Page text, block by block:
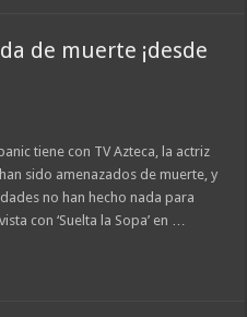
de muerte ¡desde
tiene con TV Azteca, la actriz
sido amenazados de muerte, y
no han hecho nada para
con ‘Suelta la Sopa’ en …